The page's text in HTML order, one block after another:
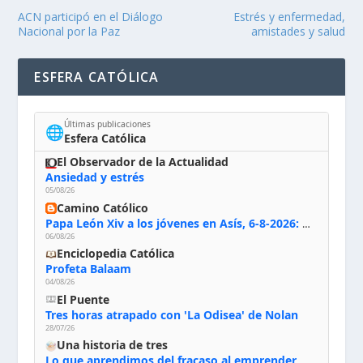
ACN participó en el Diálogo
Nacional por la Paz
Estrés y enfermedad,
amistades y salud
ESFERA CATÓLICA
🌐Últimas publicaciones
Esfera Católica
El Observador de la Actualidad
Ansiedad y estrés
05/08/26
Camino Católico
Papa León Xiv a los jóvenes en Asís, 6-8-2026: «De san Francisco aprendan la radicalidad evangélica: no los vuelve ciegos ni violentos, sino sensibles, atentos, siempre en el seguimiento de Jesús, humildes y acogiendo a todos»
06/08/26
Enciclopedia Católica
Profeta Balaam
04/08/26
El Puente
Tres horas atrapado con 'La Odisea' de Nolan
28/07/26
Una historia de tres